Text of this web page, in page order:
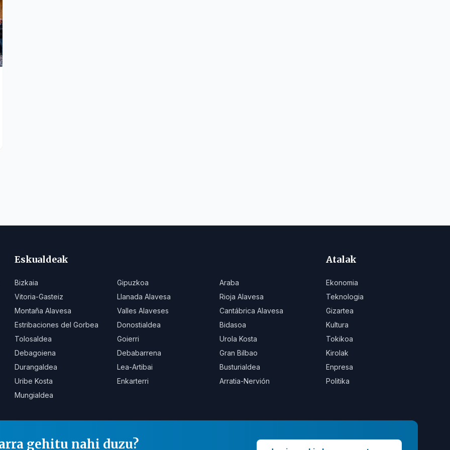
Eskualdeak
Bizkaia Gipuzkoa
Araba
Vitoria-Gasteiz
Llanada Alavesa
Rioja Alavesa
Montaña Alavesa
Valles Alaveses
Cantábrica Alavesa
Estribaciones del Gorbea
Donostialdea
Bidasoa
Tolosaldea
Goierri
Urola Kosta
Debagoiena
Debabarrena
Gran Bilbao
Durangaldea
Lea-Artibai
Busturialdea
Uribe Kosta
Enkarterri
Arratia-Nervión
Mungialdea
Atalak
Ekonomia
Teknologia
Gizartea
Kultura
Tokikoa
Kirolak
Enpresa
Politika
gehitu nahi duzu?